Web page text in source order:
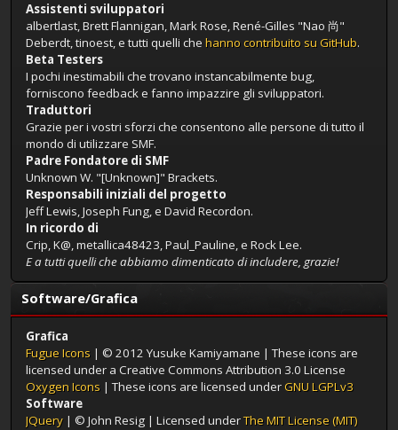
Assistenti sviluppatori
albertlast, Brett Flannigan, Mark Rose, René-Gilles "Nao 尚"
Deberdt, tinoest, e tutti quelli che hanno contribuito su GitHub.
Beta Testers
I pochi inestimabili che trovano instancabilmente bug,
forniscono feedback e fanno impazzire gli sviluppatori.
Traduttori
Grazie per i vostri sforzi che consentono alle persone di tutto il
mondo di utilizzare SMF.
Padre Fondatore di SMF
Unknown W. "[Unknown]" Brackets.
Responsabili iniziali del progetto
Jeff Lewis, Joseph Fung, e David Recordon.
In ricordo di
Crip, K@, metallica48423, Paul_Pauline, e Rock Lee.
E a tutti quelli che abbiamo dimenticato di includere, grazie!
Software/Grafica
Grafica
Fugue Icons | © 2012 Yusuke Kamiyamane | These icons are
licensed under a Creative Commons Attribution 3.0 License
Oxygen Icons | These icons are licensed underGNU LGPLv3
Software
JQuery | © John Resig | Licensed underThe MIT License (MIT)